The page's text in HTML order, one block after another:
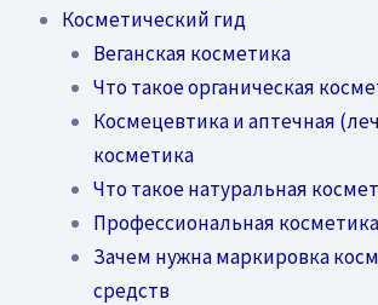
Косметический гид
Веганская косметика
Что такое органическая
Космецевтика и аптечная
косметика
Что такое натуральная
Профессиональная косметика
Зачем нужна маркировка
средств